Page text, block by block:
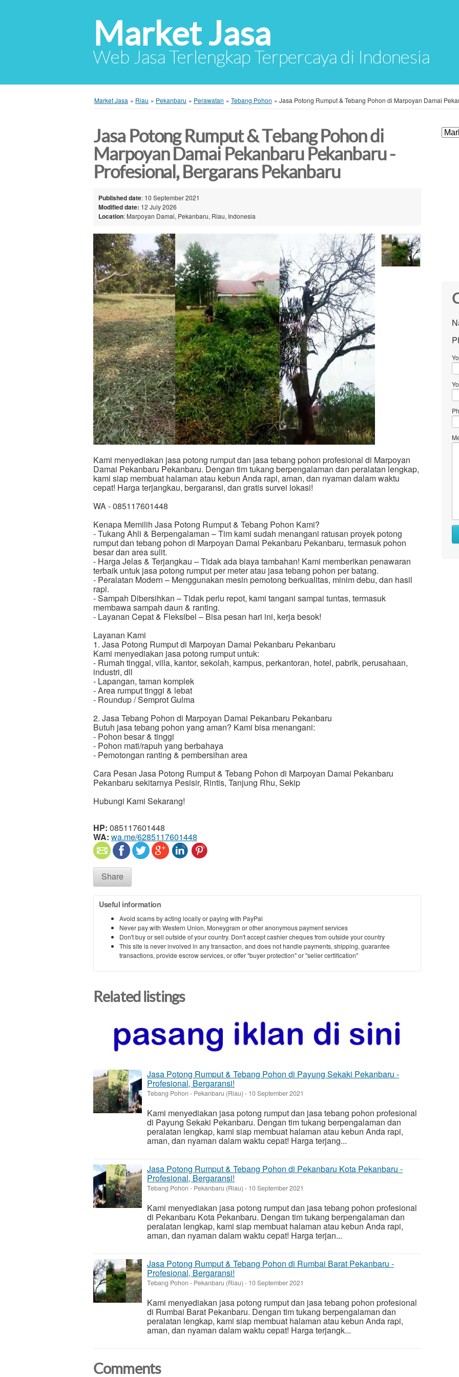
Market Jasa
Web Jasa Terlengkap Terpercaya di Indonesia
Market Jasa » Riau » Pekanbaru » Perawatan » Tebang Pohon » Jasa Potong Rumput & Tebang Pohon di Marpoyan Damai
Jasa Potong Rumput & Tebang Pohon di
Marpoyan Damai Pekanbaru Pekanbaru -
Profesional, Bergarans Pekanbaru
Published date: 10 September 2021
Modified date: 12 July 2026
Location: Marpoyan Damai, Pekanbaru, Riau, Indonesia
Kami menyediakan jasa potong rumput dan jasa tebang pohon profesional di Marpoyan
Damai Pekanbaru Pekanbaru. Dengan tim tukang berpengalaman dan peralatan lengkap,
kami siap membuat halaman atau kebun Anda rapi, aman, dan nyaman dalam waktu
cepat! Harga terjangkau, bergaransi, dan gratis survei lokasi!
WA - 085117601448
Kenapa Memilih Jasa Potong Rumput & Tebang Pohon Kami?
- Tukang Ahli & Berpengalaman – Tim kami sudah menangani ratusan proyek potong
rumput dan tebang pohon di Marpoyan Damai Pekanbaru Pekanbaru, termasuk pohon
besar dan area sulit.
- Harga Jelas & Terjangkau – Tidak ada biaya tambahan! Kami memberikan penawaran
terbaik untuk jasa potong rumput per meter atau jasa tebang pohon per batang.
- Peralatan Modern – Menggunakan mesin pemotong berkualitas, minim debu, dan hasil
rapi.
- Sampah Dibersihkan – Tidak perlu repot, kami tangani sampai tuntas, termasuk
membawa sampah daun & ranting.
- Layanan Cepat & Fleksibel – Bisa pesan hari ini, kerja besok!
Layanan Kami
1. Jasa Potong Rumput di Marpoyan Damai Pekanbaru Pekanbaru
Kami menyediakan jasa potong rumput untuk:
- Rumah tinggal, villa, kantor, sekolah, kampus, perkantoran, hotel, pabrik, perusahaan,
industri, dll
- Lapangan, taman komplek
- Area rumput tinggi & lebat
- Roundup / Semprot Gulma
2. Jasa Tebang Pohon di Marpoyan Damai Pekanbaru Pekanbaru
Butuh jasa tebang pohon yang aman? Kami bisa menangani:
- Pohon besar & tinggi
- Pohon mati/rapuh yang berbahaya
- Pemotongan ranting & pembersihan area
Cara Pesan Jasa Potong Rumput & Tebang Pohon di Marpoyan Damai Pekanbaru
Pekanbaru sekitarnya Pesisir, Rintis, Tanjung Rhu, Sekip
Hubungi Kami Sekarang!
HP: 085117601448
WA: wa.me/6285117601448
Share
Useful information
Avoid scams by acting locally or paying with PayPal
Never pay with Western Union, Moneygram or other anonymous payment services
Don't buy or sell outside of your country. Don't accept cashier cheques from outside your country
This site is never involved in any transaction, and does not handle payments, shipping, guarantee
transactions, provide escrow services, or offer "buyer protection" or "seller certification"
Related listings
Jasa Potong Rumput & Tebang Pohon di Payung Sekaki Pekanbaru -
Profesional, Bergaransi!
Tebang Pohon - Pekanbaru (Riau) - 10 September 2021
Kami menyediakan jasa potong rumput dan jasa tebang pohon profesional
di Payung Sekaki Pekanbaru. Dengan tim tukang berpengalaman dan
peralatan lengkap, kami siap membuat halaman atau kebun Anda rapi,
aman, dan nyaman dalam waktu cepat! Harga terjang...
Jasa Potong Rumput & Tebang Pohon di Pekanbaru Kota Pekanbaru -
Profesional, Bergaransi!
Tebang Pohon - Pekanbaru (Riau) - 10 September 2021
Kami menyediakan jasa potong rumput dan jasa tebang pohon profesional
di Pekanbaru Kota Pekanbaru. Dengan tim tukang berpengalaman dan
peralatan lengkap, kami siap membuat halaman atau kebun Anda rapi,
aman, dan nyaman dalam waktu cepat! Harga terjan...
Jasa Potong Rumput & Tebang Pohon di Rumbai Barat Pekanbaru -
Profesional, Bergaransi!
Tebang Pohon - Pekanbaru (Riau) - 10 September 2021
Kami menyediakan jasa potong rumput dan jasa tebang pohon profesional
di Rumbai Barat Pekanbaru. Dengan tim tukang berpengalaman dan
peralatan lengkap, kami siap membuat halaman atau kebun Anda rapi,
aman, dan nyaman dalam waktu cepat! Harga terjangk...
Comments